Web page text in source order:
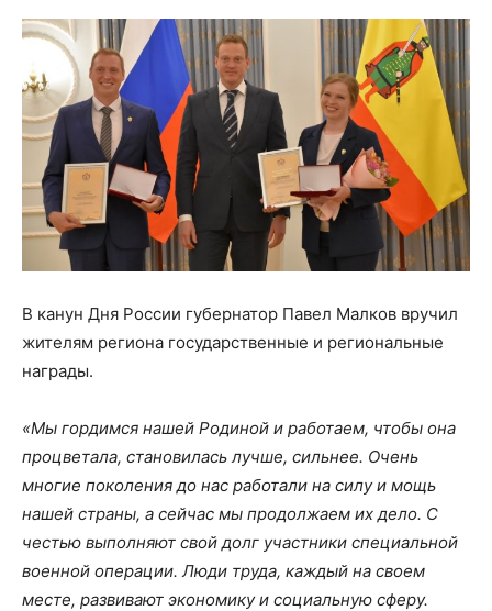
В канун Дня России губернатор Павел Малков вручил
жителям региона государственные и региональные
награды.
«Мы гордимся нашей Родиной и работаем, чтобы она
процветала, становилась лучше, сильнее. Очень
многие поколения до нас работали на силу и мощь
нашей страны, а сейчас мы продолжаем их дело. С
честью выполняют свой долг участники специальной
военной операции. Люди труда, каждый на своем
месте, развивают экономику и социальную сферу.